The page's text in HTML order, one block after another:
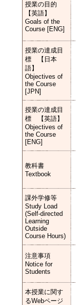
授業の目的
【英語】
Goals of the
Course [ENG]
授業の達成目
標 【日本
語】
Objectives of
the Course
[JPN]
授業の達成目
標 【英語】
Objectives of
the Course
[ENG]
教科書
Textbook
課外学修等
Study Load
(Self-directed
Learning
Outside
Course Hours)
注意事項
Notice for
Students
本授業に関す
るWebページ